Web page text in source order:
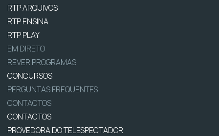
RTP ARQUIVOS
RTP ENSINA
RTP PLAY
EM DIRETO
REVER PROGRAMAS
CONCURSOS
PERGUNTAS FREQUENTES
CONTACTOS
CONTACTOS
PROVEDORA DO TELESPECTADOR